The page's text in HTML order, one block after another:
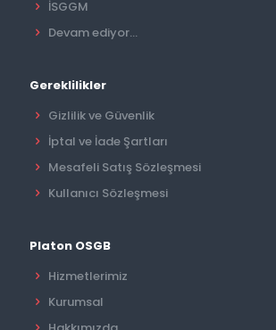
İSGGM
Devam ediyor...
Gereklilikler
Gizlilik ve Güvenlik
İptal ve İade Şartları
Mesafeli Satış Sözleşmesi
Kullanıcı Sözleşmesi
Platon OSGB
Hizmetlerimiz
Kurumsal